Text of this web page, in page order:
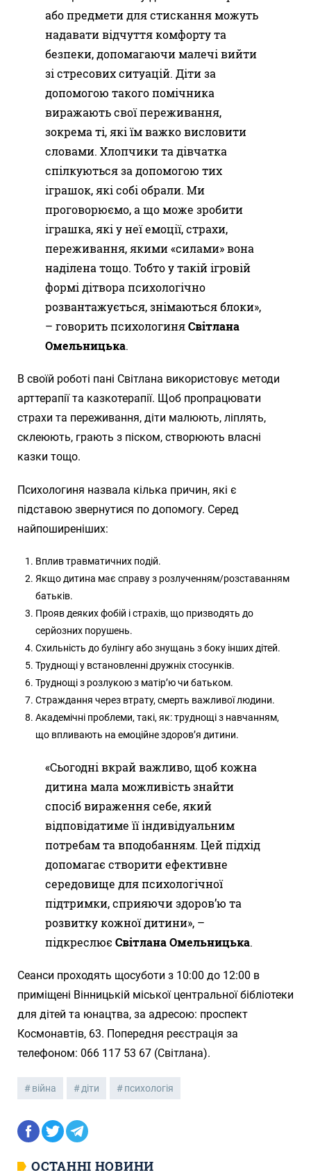
або предмети для стискання можуть
надавати відчуття комфорту та
безпеки, допомагаючи малечі вийти
зі стресових ситуацій. Діти за
допомогою такого помічника
виражають свої переживання,
зокрема ті, які їм важко висловити
словами. Хлопчики та дівчатка
спілкуються за допомогою тих
іграшок, які собі обрали. Ми
проговорюємо, а що може зробити
іграшка, які у неї емоції, страхи,
переживання, якими «силами» вона
наділена тощо. Тобто у такій ігровій
формі дітвора психологічно
розвантажується, знімаються блоки»,
– говорить психологиняСвітлана
Омельницька.
В своїй роботі пані Світлана використовує методи
арттерапії та казкотерапії. Щоб пропрацювати
страхи та переживання, діти малюють, ліплять,
склеюють, грають з піском, створюють власні
казки тощо.
Психологиня назвала кілька причин, які є
підставою звернутися по допомогу. Серед
найпоширеніших:
Вплив травматичних подій.
Якщо дитина має справу з розлученням/розставанням
батьків.
Прояв деяких фобій і страхів, що призводять до
серйозних порушень.
Схильність до булінгу або знущань з боку інших дітей.
Труднощі у встановленні дружніх стосунків.
Труднощі з розлукою з матір’ю чи батьком.
Страждання через втрату, смерть важливої людини.
Академічні проблеми, такі, як: труднощі з навчанням,
що впливають на емоційне здоров’я дитини.
«Сьогодні вкрай важливо, щоб кожна
дитина мала можливість знайти
спосіб вираження себе, який
відповідатиме її індивідуальним
потребам та вподобанням. Цей підхід
допомагає створити ефективне
середовище для психологічної
підтримки, сприяючи здоров’ю та
розвитку кожної дитини», –
підкреслює Світлана Омельницька.
Сеанси проходять щосуботи з 10:00 до 12:00 в
приміщені Вінницькій міської центральної бібліотеки
для дітей та юнацтва, за адресою: проспект
Космонавтів, 63. Попередня реєстрація за
телефоном: 066 117 53 67 (Світлана).
війна діти психологія
ОСТАННІ НОВИНИ